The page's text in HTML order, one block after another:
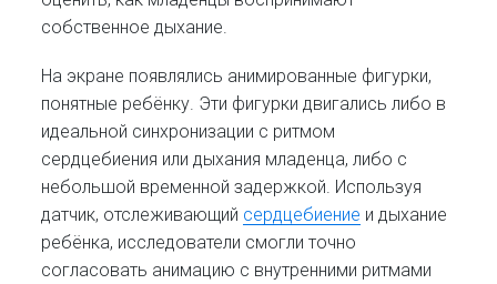
собственное дыхание.
На экране появлялись анимированные фигурки,
понятные ребёнку. Эти фигурки двигались либо в
идеальной синхронизации с ритмом
сердцебиения или дыхания младенца, либо с
небольшой временной задержкой. Используя
датчик, отслеживающий сердцебиение и дыхание
ребёнка, исследователи смогли точно
согласовать анимацию с внутренними ритмами